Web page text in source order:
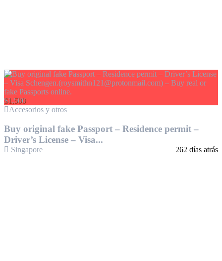
$1,500
Accesorios y otros
Buy original fake Passport – Residence permit –
Driver’s License – Visa...
Singapore 262 días atrás